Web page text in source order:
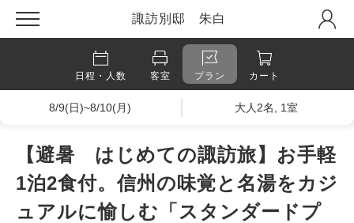
諏訪別邸 朱白
日程・人数 客室 プラン カート
8/9(日)~8/10(月) 大人2名, 1室
【避暑 はじめての諏訪旅】お手軽
1泊2食付。信州の味覚と名湯をカジ
ュアルに愉しむ「スタンダードプ